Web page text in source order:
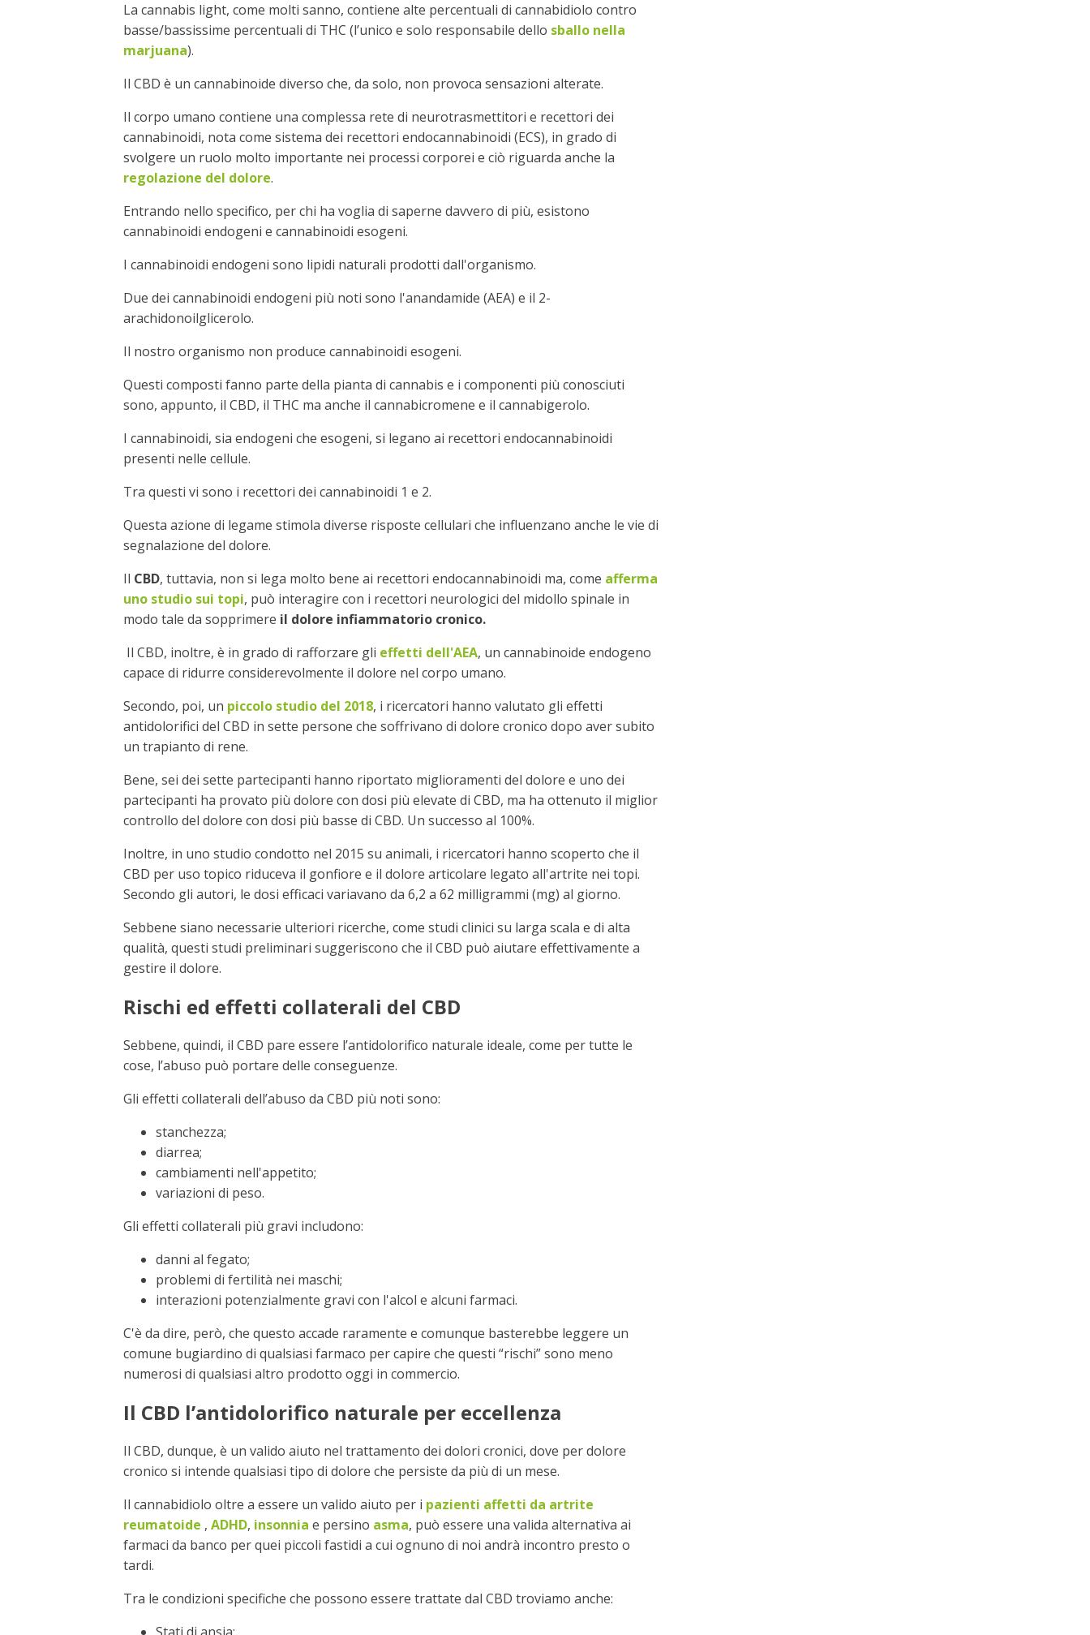
La cannabis light, come molti sanno, contiene alte percentuali di cannabidiolo contro
basse/bassissime percentuali di THC (l’unico e solo responsabile dello sballo nella
marjuana).
Il CBD è un cannabinoide diverso che, da solo, non provoca sensazioni alterate.
Il corpo umano contiene una complessa rete di neurotrasmettitori e recettori dei
cannabinoidi, nota come sistema dei recettori endocannabinoidi (ECS), in grado di
svolgere un ruolo molto importante nei processi corporei e ciò riguarda anche la
regolazione del dolore.
Entrando nello specifico, per chi ha voglia di saperne davvero di più, esistono
cannabinoidi endogeni e cannabinoidi esogeni.
I cannabinoidi endogeni sono lipidi naturali prodotti dall'organismo.
Due dei cannabinoidi endogeni più noti sono l'anandamide (AEA) e il 2-
arachidonoilglicerolo.
Il nostro organismo non produce cannabinoidi esogeni.
Questi composti fanno parte della pianta di cannabis e i componenti più conosciuti
sono, appunto, il CBD, il THC ma anche il cannabicromene e il cannabigerolo.
I cannabinoidi, sia endogeni che esogeni, si legano ai recettori endocannabinoidi
presenti nelle cellule.
Tra questi vi sono i recettori dei cannabinoidi 1 e 2.
Questa azione di legame stimola diverse risposte cellulari che influenzano anche le vie di
segnalazione del dolore.
Il CBD, tuttavia, non si lega molto bene ai recettori endocannabinoidi ma, come afferma
uno studio sui topi, può interagire con i recettori neurologici del midollo spinale in
modo tale da sopprimere il dolore infiammatorio cronico.
Il CBD, inoltre, è in grado di rafforzare gli effetti dell'AEA, un cannabinoide endogeno
capace di ridurre considerevolmente il dolore nel corpo umano.
Secondo, poi, un piccolo studio del 2018, i ricercatori hanno valutato gli effetti
antidolorifici del CBD in sette persone che soffrivano di dolore cronico dopo aver subito
un trapianto di rene.
Bene, sei dei sette partecipanti hanno riportato miglioramenti del dolore e uno dei
partecipanti ha provato più dolore con dosi più elevate di CBD, ma ha ottenuto il miglior
controllo del dolore con dosi più basse di CBD. Un successo al 100%.
Inoltre, in uno studio condotto nel 2015 su animali, i ricercatori hanno scoperto che il
CBD per uso topico riduceva il gonfiore e il dolore articolare legato all'artrite nei topi.
Secondo gli autori, le dosi efficaci variavano da 6,2 a 62 milligrammi (mg) al giorno.
Sebbene siano necessarie ulteriori ricerche, come studi clinici su larga scala e di alta
qualità, questi studi preliminari suggeriscono che il CBD può aiutare effettivamente a
gestire il dolore.
Rischi ed effetti collaterali del CBD
Sebbene, quindi, il CBD pare essere l’antidolorifico naturale ideale, come per tutte le
cose, l’abuso può portare delle conseguenze.
Gli effetti collaterali dell’abuso da CBD più noti sono:
stanchezza;
diarrea;
cambiamenti nell'appetito;
variazioni di peso.
Gli effetti collaterali più gravi includono:
danni al fegato;
problemi di fertilità nei maschi;
interazioni potenzialmente gravi con l'alcol e alcuni farmaci.
C'è da dire, però, che questo accade raramente e comunque basterebbe leggere un
comune bugiardino di qualsiasi farmaco per capire che questi “rischi” sono meno
numerosi di qualsiasi altro prodotto oggi in commercio.
Il CBD l’antidolorifico naturale per eccellenza
Il CBD, dunque, è un valido aiuto nel trattamento dei dolori cronici, dove per dolore
cronico si intende qualsiasi tipo di dolore che persiste da più di un mese.
Il cannabidiolo oltre a essere un valido aiuto per i pazienti affetti da artrite
reumatoide , ADHD, insonnia e persino asma, può essere una valida alternativa ai
farmaci da banco per quei piccoli fastidi a cui ognuno di noi andrà incontro presto o
tardi.
Tra le condizioni specifiche che possono essere trattate dal CBD troviamo anche: